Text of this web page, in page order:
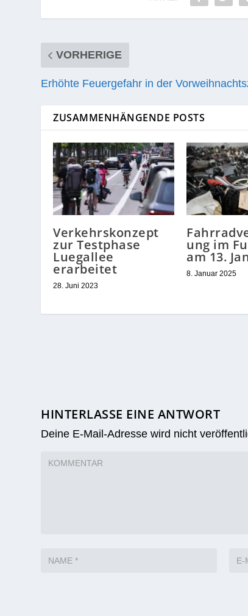
VORHERIGE
Erhöhte Feuergefahr in der
ZUSAMMENHÄNGENDE POSTS
Verkehrskonzept
zur Testphase
Luegallee
erarbeitet
28. Juni 2023
ung im
am 13.
8. Januar 2025
HINTERLASSE EINE ANTWORT
Deine E-Mail-Adresse wird nicht